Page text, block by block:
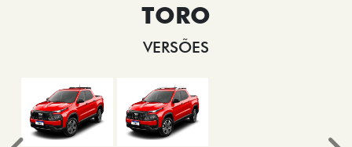
TORO
VERSÕES